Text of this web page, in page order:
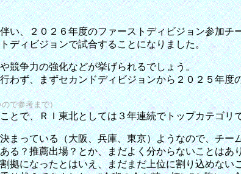
い、２０２６年度のファーストディビジョン参加
ディビジョンで試合することになりました。
競争力の強化などが挙げられるでしょう。
わず、まずセカンドディビジョンから２０２５年
で参考まで）
とで、ＲＩ東北としては３年連続でトップカテゴ
まっている（大阪、兵庫、東京）ようなので、チ
る？推薦出場？とか、まだよく分からないことはあ
拠になったとはいえ、まだまだ上位に割り込めない